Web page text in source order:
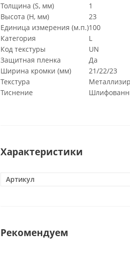
Толщина (S, мм)
1
Высота (H, мм)
23
Единица измерения (м.п.)100
Категория
L
Код текстуры
UN
Защитная пленка
Да
Ширина кромки (мм)
21/22/23
Текстура
Тиснение
Характеристики
Артикул
Рекомендуем